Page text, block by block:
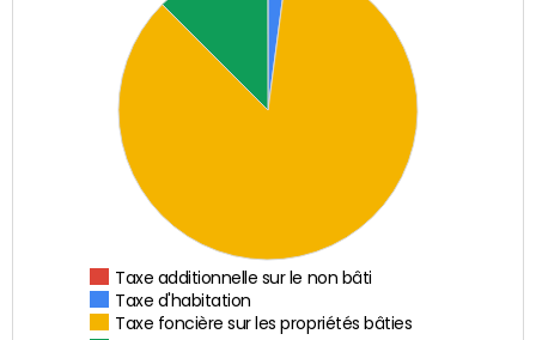
Taxe additionnelle sur le non bâti
Taxe d'habitation
Taxe foncière sur les propriétés bâties